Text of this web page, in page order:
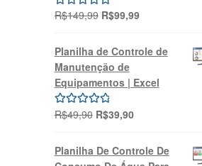
Avaliação
R$149,99 O
original
era:
R$149,99.
R$99,99O
atual
é:
R$99,99.
Planilha de Controle de
Manutenção de
Equipamentos | Excel
Avaliação
R$49,90 O
original
era:
R$39,90O
atual
é:
Planilha De Controle De